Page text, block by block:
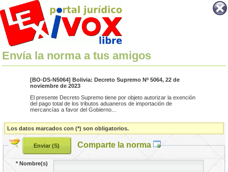
Envía la norma a tus amigos
[BO-DS-N5064] Bolivia: Decreto Supremo Nº 5064, 22 de
noviembre de 2023
El presente Decreto Supremo tiene por objeto autorizar la exención
del pago total de los tributos aduaneros de importación de
mercancías a favor del Gobierno...
Los datos marcados con (*) son obligatorios.
Comparte la norma
*Nombre(s)